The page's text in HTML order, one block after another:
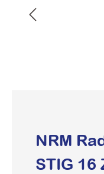
NRM
STIG 16